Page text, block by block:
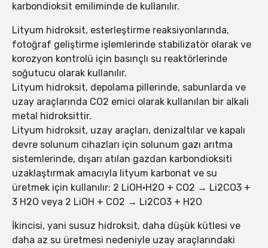
karbondioksit emiliminde de kullanılır.
Lityum hidroksit, esterleştirme reaksiyonlarında,
fotoğraf geliştirme işlemlerinde stabilizatör olarak ve
korozyon kontrolü için basınçlı su reaktörlerinde
soğutucu olarak kullanılır.
Lityum hidroksit, depolama pillerinde, sabunlarda ve
uzay araçlarında CO2 emici olarak kullanılan bir alkali
metal hidroksittir.
Lityum hidroksit, uzay araçları, denizaltılar ve kapalı
devre solunum cihazları için solunum gazı arıtma
sistemlerinde, dışarı atılan gazdan karbondioksiti
uzaklaştırmak amacıyla lityum karbonat ve su
üretmek için kullanılır: 2 LiOH·H2O + CO2 → Li2CO3 +
3 H2O veya 2 LiOH + CO2 → Li2CO3 + H2O
İkincisi, yani susuz hidroksit, daha düşük kütlesi ve
daha az su üretmesi nedeniyle uzay araçlarındaki